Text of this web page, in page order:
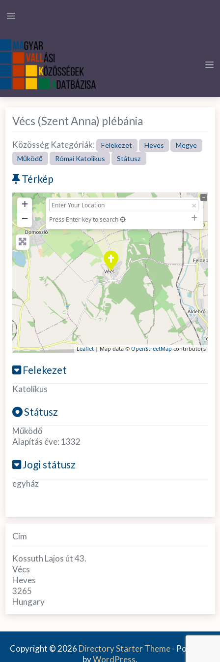
Vécs (Szent Anna) plébánia
Közösség Kategóriák: Felekezet Heves
Megye
Működő
Római Katolikus Státusz
Térkép
+
−
Press Enter key to search
Leaflet| Map data ©OpenStreetMap contributors
Felekezet
Katolikus
Státusz
Működő
Alapítás éve: 1332
Jogi státusz
egyház
Cím
Kossuth Lajos út 43.
Vécs
Heves
3265
Hungary
Copyright © 2026 Directory Starter Theme- Powered
byWordPress.